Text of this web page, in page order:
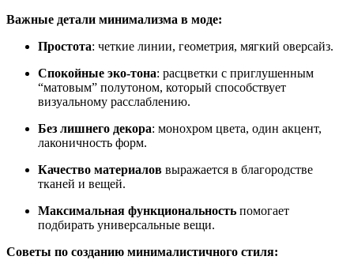
Важные детали минимализма в моде:
Простота: четкие линии, геометрия, мягкий оверсайз.
Спокойные эко-тона: расцветки с приглушенным
“матовым” полутоном, который способствует
визуальному расслаблению.
Без лишнего декора: монохром цвета, один акцент,
лаконичность форм.
Качество материалов выражается в благородстве
тканей и вещей.
Максимальная функциональность помогает
подбирать универсальные вещи.
Советы по созданию минималистичного стиля: